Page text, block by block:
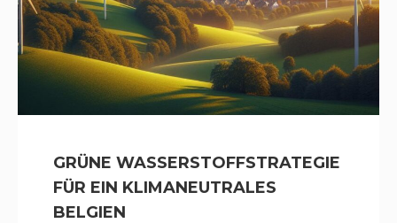
GRÜNE WASSERSTOFFSTRATEGIE
FÜR EIN KLIMANEUTRALES
BELGIEN